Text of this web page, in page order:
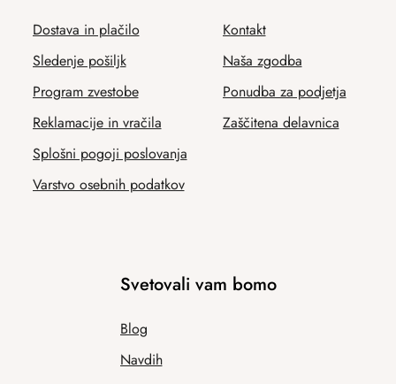
Dostava in plačilo
Sledenje pošiljk
Program zvestobe
Reklamacije in vračila
Splošni pogoji poslovanja
Varstvo osebnih podatkov
Kontakt
Naša zgodba
Ponudba za podjetja
Zaščitena delavnica
Svetovali vam bomo
Blog
Navdih